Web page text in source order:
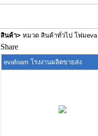
สินค้า> หมวด สินค้าทั่วไป โฟมeva
Share
evafoam โรงงานผลิตขายส่ง